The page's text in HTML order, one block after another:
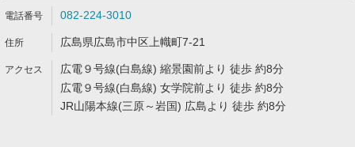
082-224-3010
広島県広島市中区上幟町7-21
広電９号線(白島線) 縮景園前より 徒歩 約8分
広電９号線(白島線) 女学院前より 徒歩 約8分
JR山陽本線(三原～岩国) 広島より 徒歩 約8分